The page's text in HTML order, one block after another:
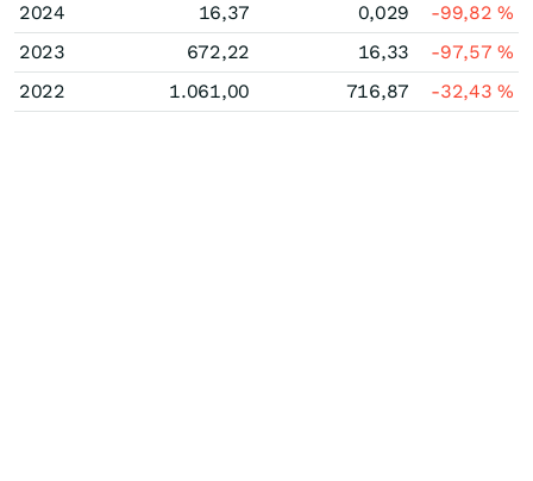
2024
16,37 0,029 -99,82%
2023
672,22 16,33 -97,57%
2022
1.061,00 716,87 -32,43%